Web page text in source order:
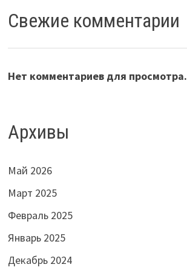
Свежие комментарии
Нет комментариев для просмотра.
Архивы
Май 2026
Март 2025
Февраль 2025
Январь 2025
Декабрь 2024